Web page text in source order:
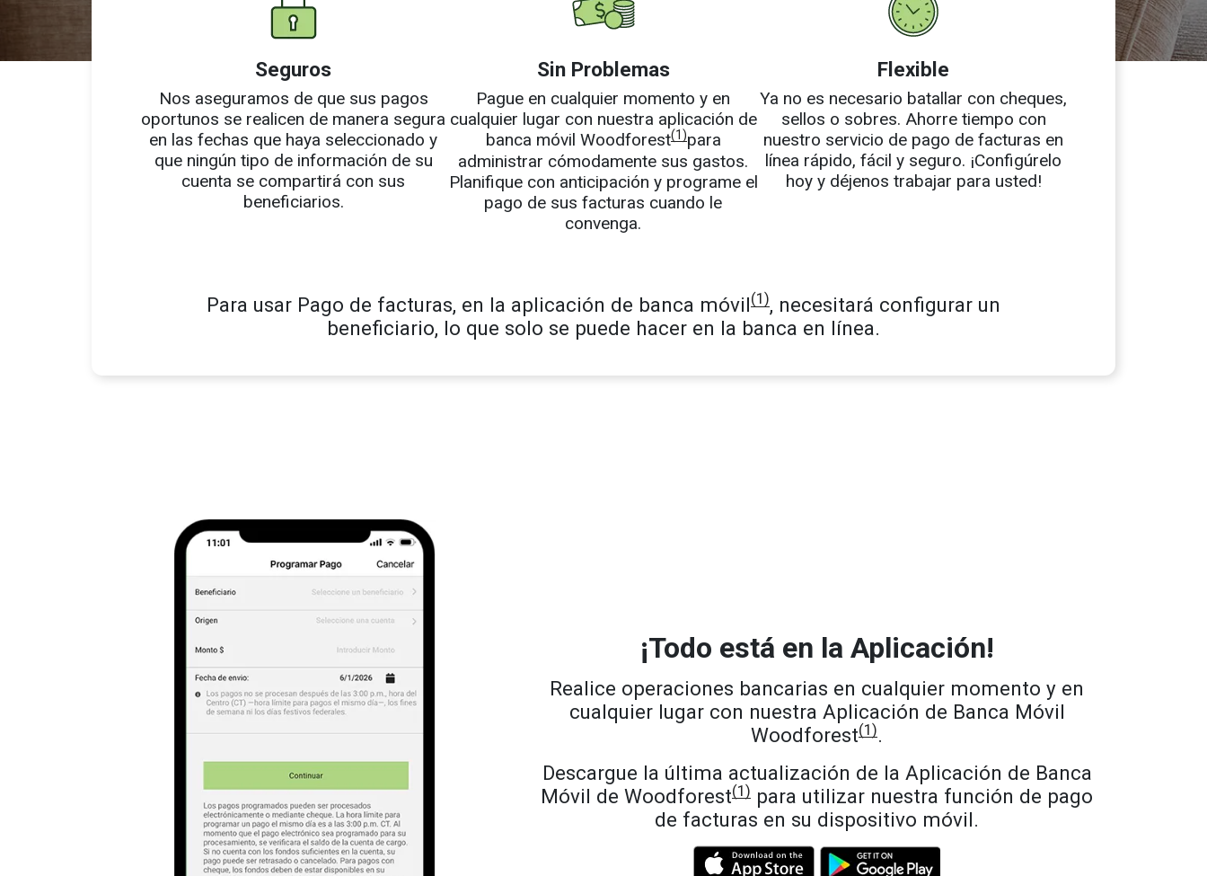
Seguros
Nos aseguramos de que sus pagos
oportunos se realicen de manera segura
en las fechas que haya seleccionado y
que ningún tipo de información de su
cuenta se compartirá con sus
beneficiarios.
Sin Problemas
Pague en cualquier momento y en
cualquier lugar con nuestra aplicación de
banca móvil Woodforest(1)para
administrar cómodamente sus gastos.
Planifique con anticipación y programe el
pago de sus facturas cuando le
convenga.
Flexible
Ya no es necesario batallar con cheques,
sellos o sobres. Ahorre tiempo con
nuestro servicio de pago de facturas en
línea rápido, fácil y seguro. ¡Configúrelo
hoy y déjenos trabajar para usted!
Para usar Pago de facturas, en la aplicación de banca móvil(1), necesitará configurar un
beneficiario, lo que solo se puede hacer en la banca en línea.
¡Todo está en la Aplicación!
Realice operaciones bancarias en cualquier momento y en
cualquier lugar con nuestra Aplicación de Banca Móvil
Woodforest(1).
Descargue la última actualización de la Aplicación de Banca
Móvil de Woodforest(1) para utilizar nuestra función de pago
de facturas en su dispositivo móvil.